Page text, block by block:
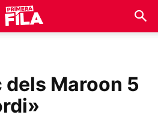
dels Maroon 5